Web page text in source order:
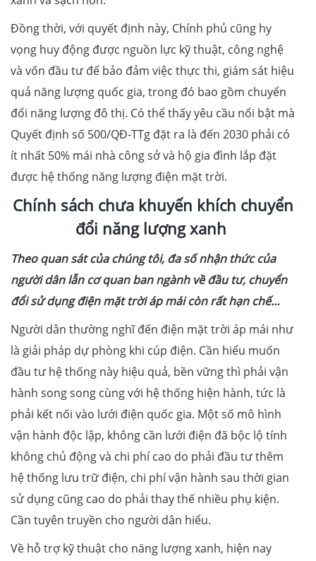
Đồng thời, với quyết định này, Chính phủ cũng hy
vọng huy động được nguồn lực kỹ thuật, công nghệ
và vốn đầu tư để bảo đảm việc thực thi, giám sát hiệu
quả năng lượng quốc gia, trong đó bao gồm chuyển
đổi năng lượng đô thị. Có thể thấy yêu cầu nổi bật mà
Quyết định số 500/QĐ-TTg đặt ra là đến 2030 phải có
ít nhất 50% mái nhà công sở và hộ gia đình lắp đặt
được hệ thống năng lượng điện mặt trời.
Chính sách chưa khuyến khích chuyển
đổi năng lượng xanh
Theo quan sát của chúng tôi, đa số nhận thức của
người dân lẫn cơ quan ban ngành về đầu tư, chuyển
đổi sử dụng điện mặt trời áp mái còn rất hạn chế…
Người dân thường nghĩ đến điện mặt trời áp mái như
là giải pháp dự phòng khi cúp điện. Cần hiểu muốn
đầu tư hệ thống này hiệu quả, bền vững thì phải vận
hành song song cùng với hệ thống hiện hành, tức là
phải kết nối vào lưới điện quốc gia. Một số mô hình
vận hành độc lập, không cần lưới điện đã bộc lộ tính
không chủ động và chi phí cao do phải đầu tư thêm
hệ thống lưu trữ điện, chi phí vận hành sau thời gian
sử dụng cũng cao do phải thay thế nhiều phụ kiện.
Cần tuyên truyền cho người dân hiểu.
Về hỗ trợ kỹ thuật cho năng lượng xanh, hiện nay